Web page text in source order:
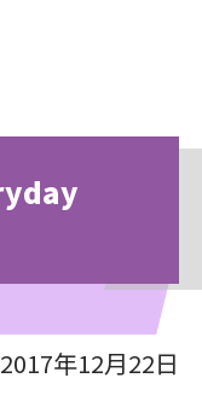
2017年12月22日